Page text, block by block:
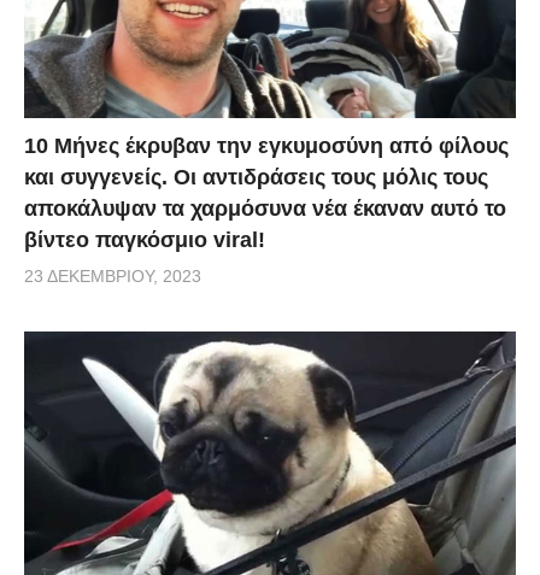
10 Μήνες έκρυβαν την εγκυμοσύνη από φίλους
και συγγενείς. Οι αντιδράσεις τους μόλις τους
αποκάλυψαν τα χαρμόσυνα νέα έκαναν αυτό το
βίντεο παγκόσμιο viral!
23 ΔΕΚΕΜΒΡΊΟΥ, 2023